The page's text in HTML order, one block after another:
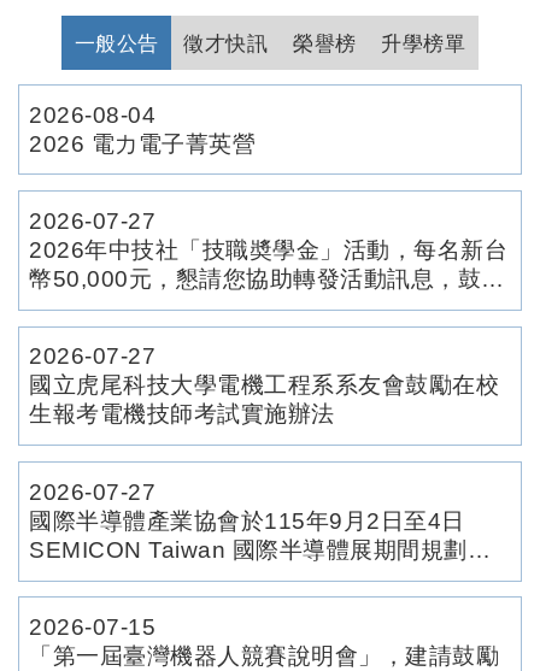
一般公告 徵才快訊 榮譽榜 升學榜單
2026-08-04
2026 電力電子菁英營
2026-07-27
2026年中技社「技職奬學金」活動，每名新台
幣50,000元，懇請您協助轉發活動訊息，鼓勵
同學踴躍報名參加！
2026-07-27
國立虎尾科技大學電機工程系系友會鼓勵在校
生報考電機技師考試實施辦法
2026-07-27
國際半導體產業協會於115年9月2日至4日
SEMICON Taiwan 國際半導體展期間規劃
「人才培育主題活動」案，請查照。
2026-07-15
「第一屆臺灣機器人競賽說明會」，建請鼓勵